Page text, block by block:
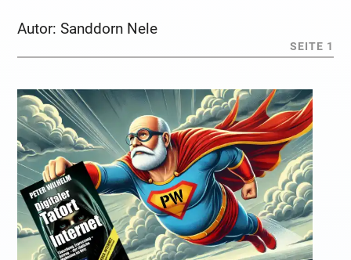
Autor:Sanddorn Nele
SEITE 1